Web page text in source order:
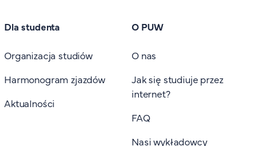
Dla studenta
Organizacja studiów
Harmonogram zjazdów
Aktualności
O PUW
O nas
Jak się studiuje przez
internet?
FAQ
Nasi wykładowcy